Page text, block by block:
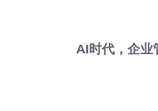
AI时代，企业